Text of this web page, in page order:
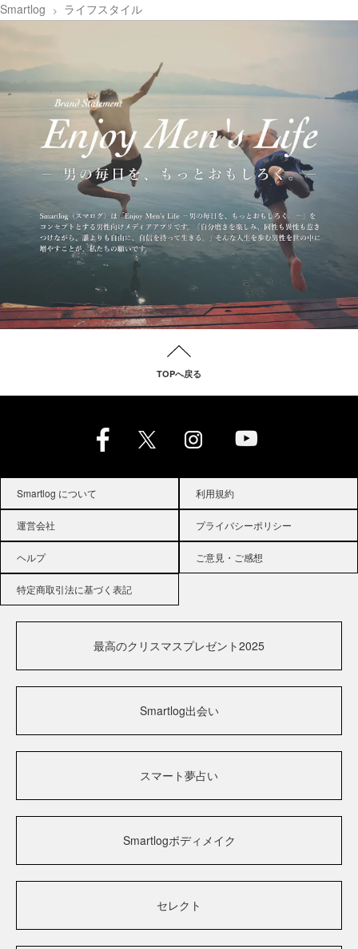
Smartlog ライフスタイル
TOPへ戻る
Smartlog について 利用規約
運営会社 プライバシーポリシー
ヘルプ ご意見・ご感想
特定商取引法に基づく表記
最高のクリスマスプレゼント2025
Smartlog出会い
スマート夢占い
Smartlogボディメイク
セレクト